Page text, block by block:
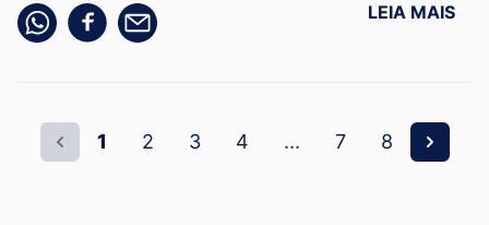
Compartilhe pelo whatsapp
Compartilhar no facebook
Compartilhe pelo email LEIA MAIS
1 2 3 4 ... 7 8